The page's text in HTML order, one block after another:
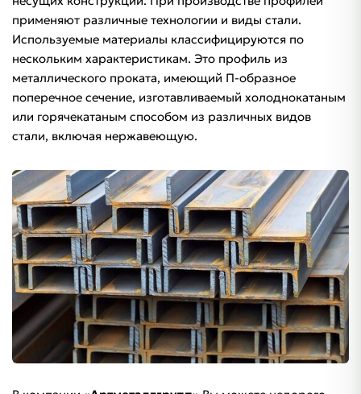
применяют различные технологии и виды стали.
Используемые материалы классифицируются по
нескольким характеристикам. Это профиль из
металлического проката, имеющий П-образное
поперечное сечение, изготавливаемый холоднокатаным
или горячекатаным способом из различных видов
стали, включая нержавеющую.